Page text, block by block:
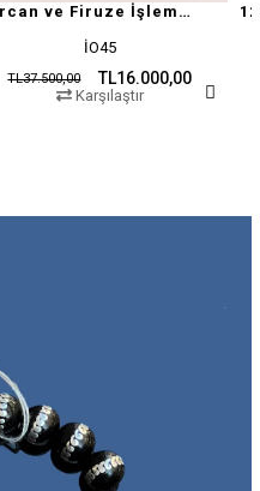
Mercan ve Firuze İşlemeli Oltu Taşı
TL16.000,00
Karşılaştır